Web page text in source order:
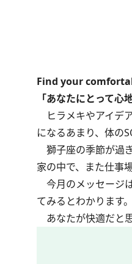
Find your
「あなたにとって心
ヒラメキやアイデ
になるあまり、体の
獅子座の季節が過
家の中で、また仕事
今月のメッセージ
てみるとわかります
あなたが快適だと